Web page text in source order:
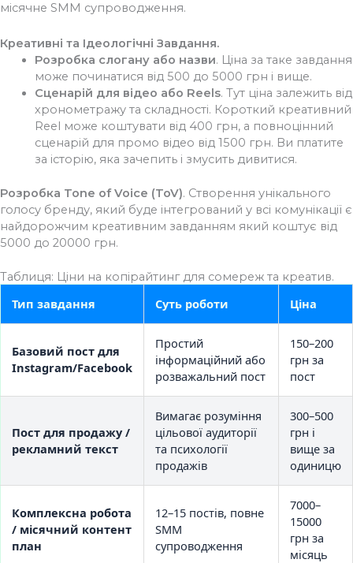
місячне SMM супроводження.
Креативні та Ідеологічні Завдання.
Розробка слогану або назви. Ціна за таке завдання
може починатися від 500 до 5000 грн і вище.
Сценарій для відео або Reels. Тут ціна залежить від
хронометражу та складності. Короткий креативний
Reel може коштувати від 400 грн, а повноцінний
сценарій для промо відео від 1500 грн. Ви платите
за історію, яка зачепить і змусить дивитися.
Розробка Tone of Voice (ToV). Створення унікального
голосу бренду, який буде інтегрований у всі комунікації є
найдорожчим креативним завданням який коштує від
5000 до 20000 грн.
Таблиця: Ціни на копірайтинг для сомереж та креатив.
Тип завдання Суть роботи Ціна
Базовий пост для
Instagram/Facebook
Простий
інформаційний або
розважальний пост
150–200
грн за
пост
Пост для продажу /
рекламний текст
Вимагає розуміння
цільової аудиторії
та психології
продажів
300–500
грн і
вище за
одиницю
Комплексна робота
/ місячний контент
план
12–15 постів, повне
SMM
супроводження
7000–
15000
грн за
місяць